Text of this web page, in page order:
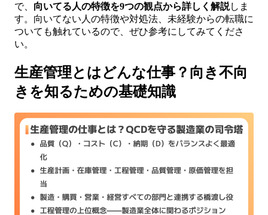
で、 向いてる人の特徴を9つの観点から詳しく解説しま
す。向いてない人の特徴や対処法、未経験からの転職に
ついても触れているので、ぜひ参考にしてみてくださ
い。
生産管理とはどんな仕事？向き不向
きを知るための基礎知識